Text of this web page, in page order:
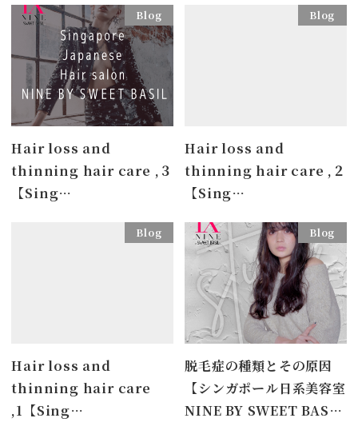
Blog
Hair loss and
thinning hair care ,３
【Sing…
Blog
Hair loss and
thinning hair care ,２
【Sing…
Blog
Hair loss and
thinning hair care
,1【Sing…
Blog
脱毛症の種類とその原因
【シンガポール日系美容室
NINE BY SWEET BAS…